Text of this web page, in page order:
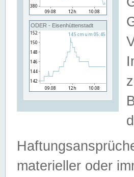
ODER - Eisenhüttenstadt
materieller oder